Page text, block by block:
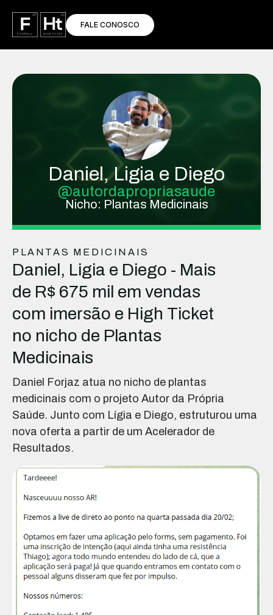
FALE CONOSCO
Daniel, Ligia e Diego
@autordapropriasaude
Nicho: Plantas Medicinais
PLANTAS MEDICINAIS
Daniel, Ligia e Diego - Mais
de R$ 675 mil em vendas
com imersão e High Ticket
no nicho de Plantas
Medicinais
Daniel Forjaz atua no nicho de plantas
medicinais com o projeto Autor da Própria
Saúde. Junto com Lígia e Diego, estruturou uma
nova oferta a partir de um Acelerador de
Resultados.